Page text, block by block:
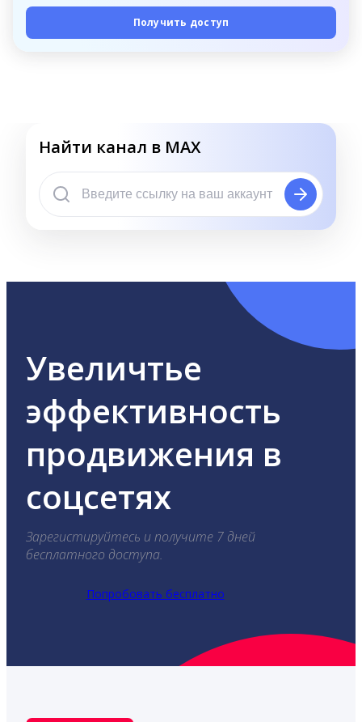
Получить доступ
Найти канал в MAX
Увеличтье
эффективность
продвижения в
соцсетях
Зарегистируйтесь и получите 7 дней
бесплатного доступа.
Попробовать бесплатно